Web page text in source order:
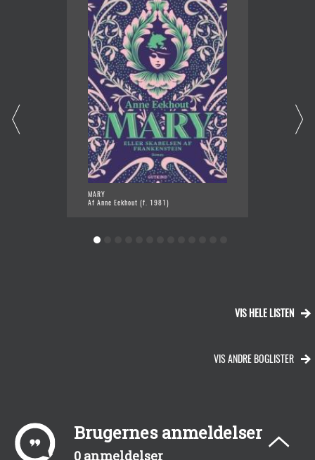
MARY
Af Anne Eekhout (f. 1981)
VIS HELE LISTEN
VIS ANDRE BOGLISTER
Brugernes anmeldelser
0 anmeldelser